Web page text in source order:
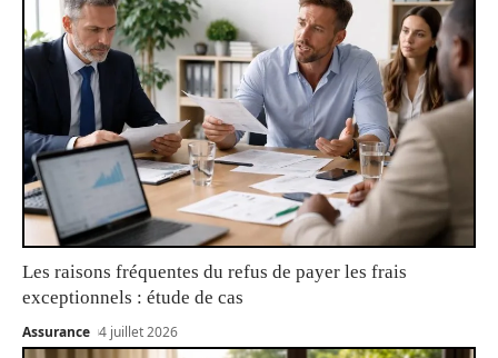
Les raisons fréquentes du refus de payer les frais
exceptionnels : étude de cas
Assurance 4 juillet 2026